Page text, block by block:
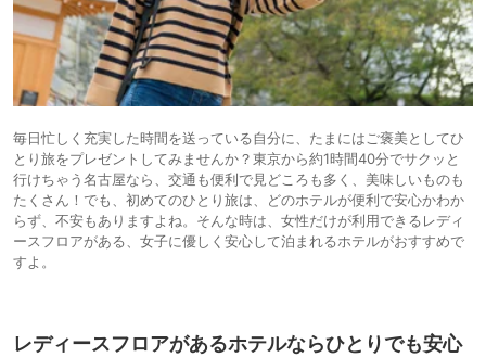
毎日忙しく充実した時間を送っている自分に、たまにはご褒美としてひ
とり旅をプレゼントしてみませんか？東京から約1時間40分でサクッと
行けちゃう名古屋なら、交通も便利で見どころも多く、美味しいものも
たくさん！でも、初めてのひとり旅は、どのホテルが便利で安心かわか
らず、不安もありますよね。そんな時は、女性だけが利用できるレディ
ースフロアがある、女子に優しく安心して泊まれるホテルがおすすめで
すよ。
レディースフロアがあるホテルならひとりでも安心